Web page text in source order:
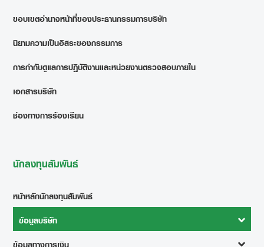
ขอบเขตอำนาจหน้าที่ของประธานกรรมการบริษัท
นิยามความเป็นอิสระของกรรมการ
การกำกับดูแลการปฏิบัติงานและหน่วยงานตรวจสอบภายใน
เอกสารบริษัท
ช่องทางการร้องเรียน
นักลงทุนสัมพันธ์
หน้าหลักนักลงทุนสัมพันธ์
ข้อมูลบริษัท